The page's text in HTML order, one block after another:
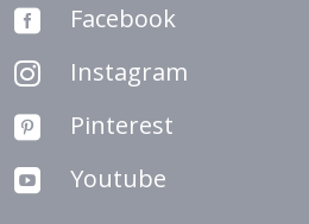
 Facebook
 Instagram
 Pinterest
 Youtube